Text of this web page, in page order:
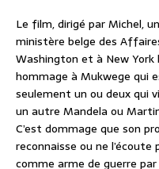
Le film, dirigé par Michel,
ministère belge des
Washington et à New
hommage à Mukwege qui
seulement un ou deux qui
un autre Mandela ou
C’est dommage que son
reconnaisse ou ne l’écoute
comme arme de guerre